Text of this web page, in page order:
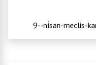
9--ni̇san-meclis-